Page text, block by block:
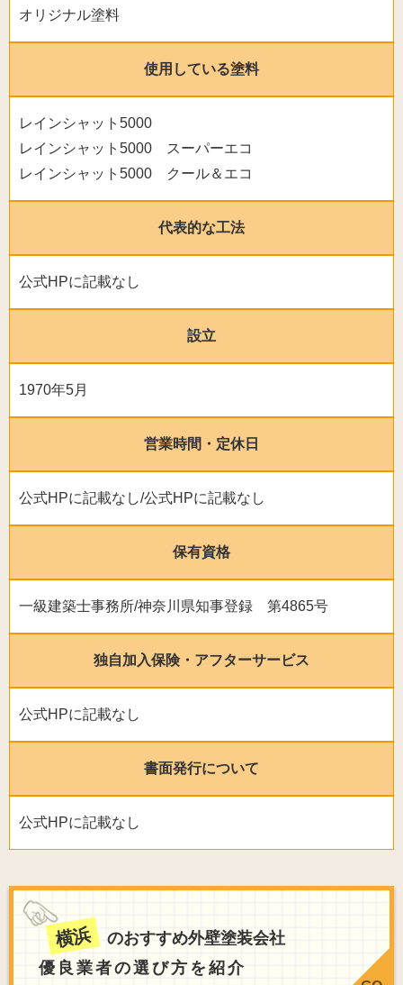
オリジナル塗料
使用している塗料
レインシャット5000
レインシャット5000 スーパーエコ
レインシャット5000 クール＆エコ
代表的な工法
公式HPに記載なし
設立
1970年5月
営業時間・定休日
公式HPに記載なし/公式HPに記載なし
保有資格
一級建築士事務所/神奈川県知事登録 第4865号
独自加入保険・アフターサービス
公式HPに記載なし
書面発行について
公式HPに記載なし
横浜
のおすすめ外壁塗装会社
優良業者の選び方を紹介